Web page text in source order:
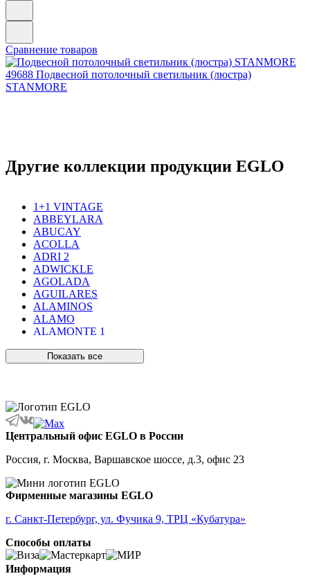
Сравнение товаров
49688 Подвесной потолочный светильник (люстра)
STANMORE
Другие коллекции продукции EGLO
1+1 VINTAGE
ABBEYLARA
ABUCAY
ACOLLA
ADRI 2
ADWICKLE
AGOLADA
AGUILARES
ALAMINOS
ALAMO
ALAMONTE 1
ALBARACCIN
ALCUDIA
ALDERNEY
ALMANZORA
ALMEIDA
ALMEIDA 2
ALMONTE
ALMUDAINA
ALOBRASE
ALSAGER
ALVEZ
AMADORA
AMAKUSA
Показать все
Центральный офис EGLO в России
Россия, г. Москва, Варшавское шоссе, д.3, офис 23
Фирменные магазины EGLO
г. Санкт-Петербург, ул. Фучика 9, ТРЦ «Кубатура»
Способы оплаты
Информация